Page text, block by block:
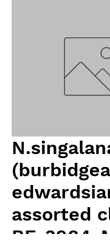
assorted
BE-3984-